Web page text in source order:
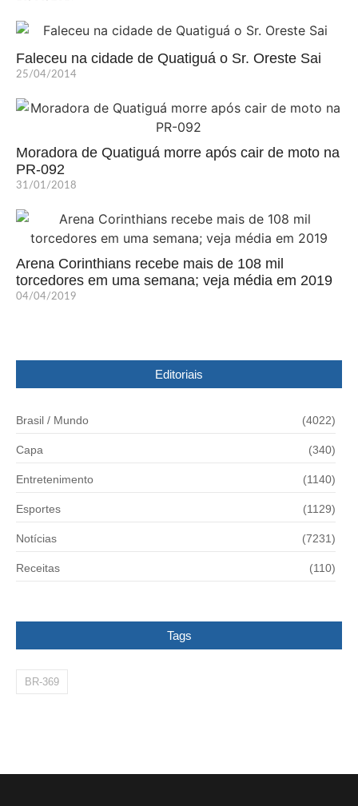
Faleceu na cidade de Quatiguá o Sr. Oreste Sai
25/04/2014
Moradora de Quatiguá morre após cair de moto na
PR-092
31/01/2018
Arena Corinthians recebe mais de 108 mil
torcedores em uma semana; veja média em 2019
04/04/2019
Editoriais
Brasil / Mundo (4022)
Capa (340)
Entretenimento (1140)
Esportes (1129)
Notícias (7231)
Receitas (110)
Tags
BR-369